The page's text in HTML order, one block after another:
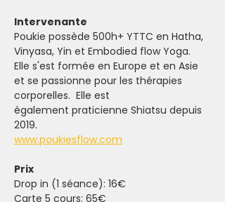
Intervenante
Poukie possède 500h+ YTTC en Hatha,
Vinyasa, Yin et Embodied flow Yoga.
Elle s'est formée en Europe et en Asie
et se passionne pour les thérapies
corporelles.  Elle est
également praticienne Shiatsu depuis
2019.
www.poukiesflow.com
Prix
Drop in (1 séance): 16€
Carte 5 cours: 65€